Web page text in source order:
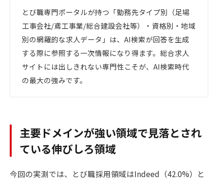
とび職専門ポータルが持つ「勤務先タイプ別（足場
工事会社/鳶工事業/総合建設会社等）・資格別・地域
別の網羅的な求人データ」は、AI検索が回答を生成
する際に参照する一次情報になり得ます。総合求人
サイトには出しきれない専門性こそが、AI検索時代
の最大の強みです。
主要ドメインが強い領域で見落とされ
ている伸びしろ領域
今回の実測では、とび職採用領域はIndeed（42.0%）と